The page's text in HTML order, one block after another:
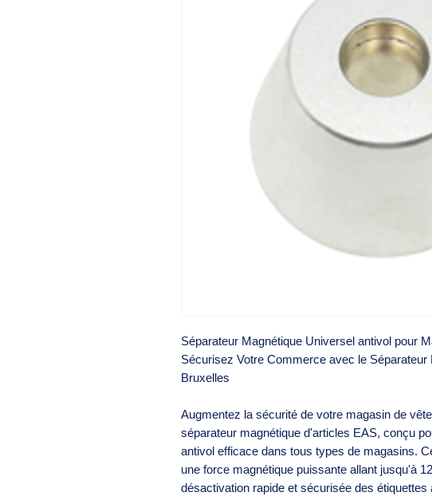
Séparateur Magnétique Universel antivol pour
Sécurisez Votre Commerce avec le
Bruxelles
Augmentez la sécurité de votre magasin de
séparateur magnétique d'articles EAS, conçu
antivol efficace dans tous types de magasins.
une force magnétique puissante allant jusqu'à
désactivation rapide et sécurisée des étiquettes